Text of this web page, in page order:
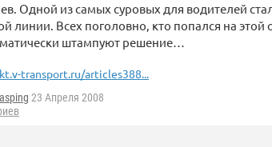
Одной из самых суровых для водителей
линии. Всех поголовно, кто попался на
штампуют решение…
transport.ru/articles388...
23 Апреля 2008